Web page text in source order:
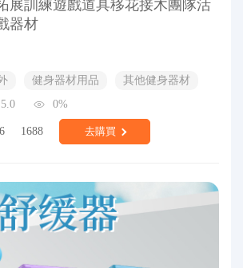
展訓練遊戲道具移花接木團隊活
器材
健身器材用品
其他健身器材
5.0 0%
1688 去購買